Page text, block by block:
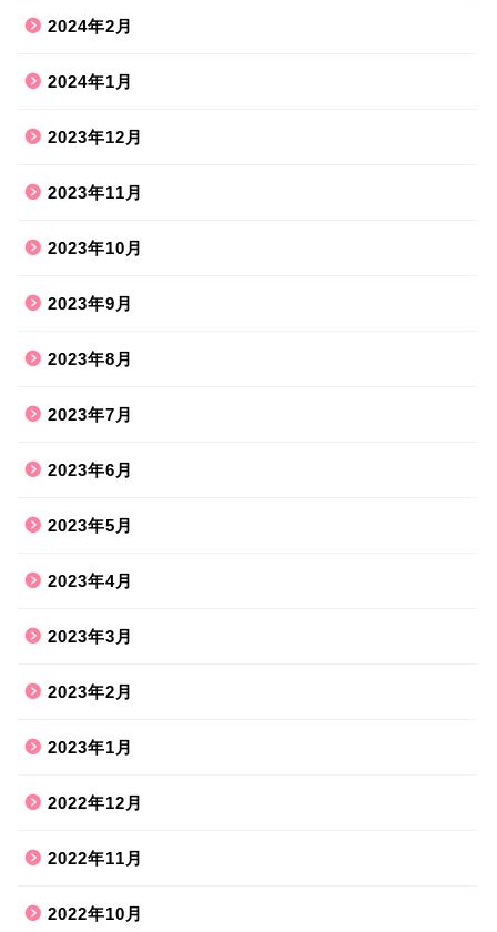
2024年2月
2024年1月
2023年12月
2023年11月
2023年10月
2023年9月
2023年8月
2023年7月
2023年6月
2023年5月
2023年4月
2023年3月
2023年2月
2023年1月
2022年12月
2022年11月
2022年10月